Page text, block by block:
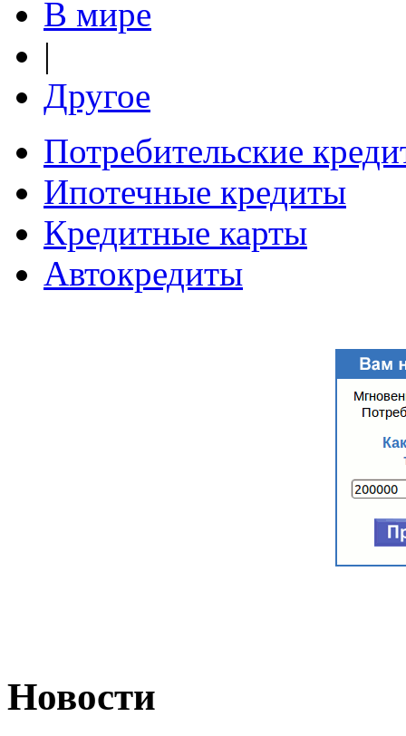
В мире
|
Другое
Потребительские
Ипотечные кредиты
Кредитные карты
Автокредиты
Новости